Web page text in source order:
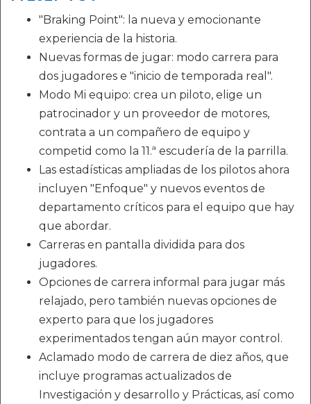
"Braking Point": la nueva y emocionante
experiencia de la historia.
Nuevas formas de jugar: modo carrera para
dos jugadores e "inicio de temporada real".
Modo Mi equipo: crea un piloto, elige un
patrocinador y un proveedor de motores,
contrata a un compañero de equipo y
competid como la 11.ª escudería de la parrilla.
Las estadísticas ampliadas de los pilotos ahora
incluyen "Enfoque" y nuevos eventos de
departamento críticos para el equipo que hay
que abordar.
Carreras en pantalla dividida para dos
jugadores.
Opciones de carrera informal para jugar más
relajado, pero también nuevas opciones de
experto para que los jugadores
experimentados tengan aún mayor control.
Aclamado modo de carrera de diez años, que
incluye programas actualizados de
Investigación y desarrollo y Prácticas, así como